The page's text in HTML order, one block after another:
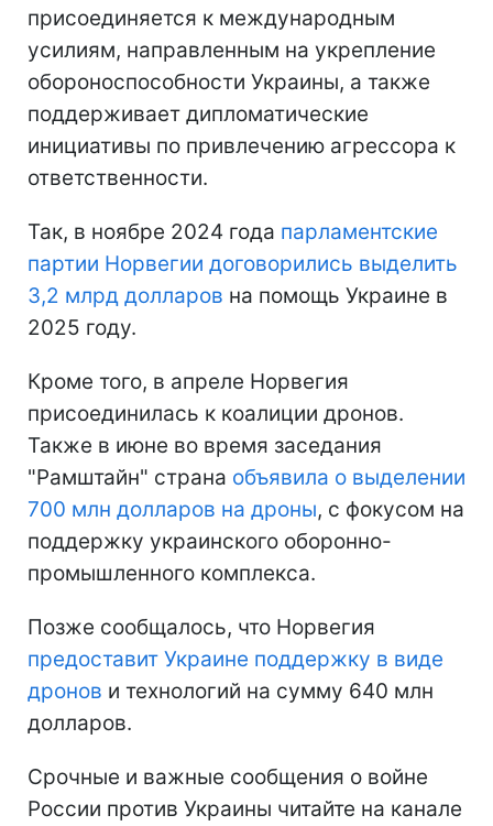
присоединяется к международным
усилиям, направленным на укрепление
обороноспособности Украины, а также
поддерживает дипломатические
инициативы по привлечению агрессора к
ответственности.
Так, в ноябре 2024 года парламентские
партии Норвегии договорились выделить
3,2 млрд долларов на помощь Украине в
2025 году.
Кроме того, в апреле Норвегия
присоединилась к коалиции дронов.
Также в июне во время заседания
"Рамштайн" страна объявила о выделении
700 млн долларов на дроны, с фокусом на
поддержку украинского оборонно-
промышленного комплекса.
Позже сообщалось, что Норвегия
предоставит Украине поддержку в виде
дронов и технологий на сумму 640 млн
долларов.
Срочные и важные сообщения о войне
России против Украины читайте на канале